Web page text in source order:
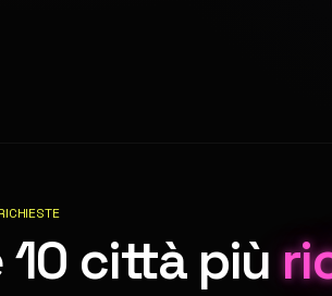
10 città più